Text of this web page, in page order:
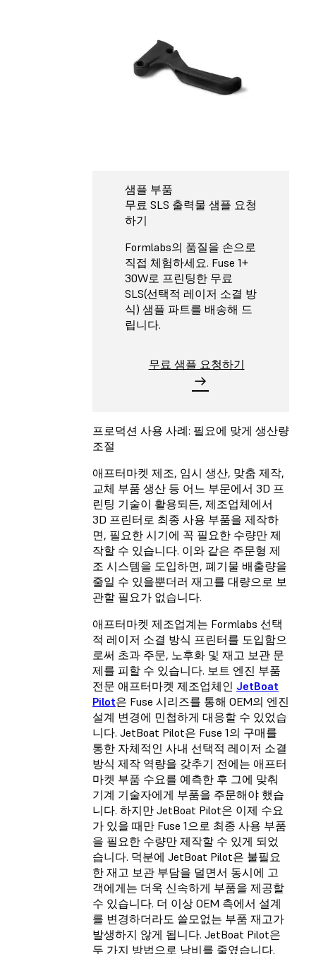
샘플 부품
무료 SLS 출력물 샘플 요청
하기
Formlabs의 품질을 손으로
직접 체험하세요. Fuse 1+
30W로 프린팅한 무료
SLS(선택적 레이저 소결 방
식) 샘플 파트를 배송해 드
립니다.
무료 샘플 요청하기
프로덕션 사용 사례: 필요에 맞게 생산량
조절
애프터마켓 제조, 임시 생산, 맞춤 제작,
교체 부품 생산 등 어느 부문에서 3D 프
린팅 기술이 활용되든, 제조업체에서
3D 프린터로 최종 사용 부품을 제작하
면, 필요한 시기에 꼭 필요한 수량만 제
작할 수 있습니다. 이와 같은 주문형 제
조 시스템을 도입하면, 폐기물 배출량을
줄일 수 있을뿐더러 재고를 대량으로 보
관할 필요가 없습니다.
애프터마켓 제조업계는 Formlabs 선택
적 레이저 소결 방식 프린터를 도입함으
로써 초과 주문, 노후화 및 재고 보관 문
제를 피할 수 있습니다. 보트 엔진 부품
전문 애프터마켓 제조업체인 JetBoat
Pilot은 Fuse 시리즈를 통해 OEM의 엔진
설계 변경에 민첩하게 대응할 수 있었습
니다. JetBoat Pilot은 Fuse 1의 구매를
통한 자체적인 사내 선택적 레이저 소결
방식 제작 역량을 갖추기 전에는 애프터
마켓 부품 수요를 예측한 후 그에 맞춰
기계 기술자에게 부품을 주문해야 했습
니다. 하지만 JetBoat Pilot은 이제 수요
가 있을 때만 Fuse 1으로 최종 사용 부품
을 필요한 수량만 제작할 수 있게 되었
습니다. 덕분에 JetBoat Pilot은 불필요
한 재고 보관 부담을 덜면서 동시에 고
객에게는 더욱 신속하게 부품을 제공할
수 있습니다. 더 이상 OEM 측에서 설계
를 변경하더라도 쓸모없는 부품 재고가
발생하지 않게 됩니다. JetBoat Pilot은
두 가지 방법으로 낭비를 줄였습니다.